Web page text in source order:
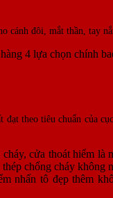
cánh đôi, mắt thần, tay
4 lựa chọn chính
đạt theo tiêu chuẩn của
cửa thoát hiểm là
chống cháy
nhấn tô đẹp thêm